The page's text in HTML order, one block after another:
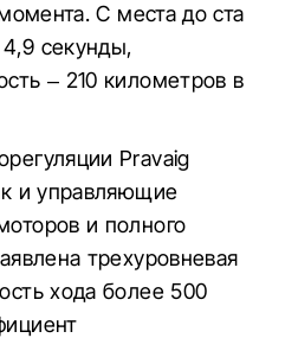
С места до ста
4,9 секунды,
– 210 километров в
Pravaig
и управляющие
и полного
трехуровневая
хода более 500